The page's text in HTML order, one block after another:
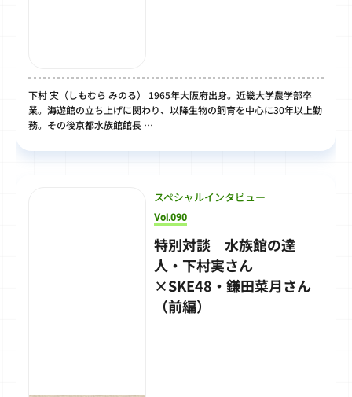
下村 実（しもむら みのる） 1965年大阪府出身。近畿大学農学部卒
業。海遊館の立ち上げに関わり、以降生物の飼育を中心に30年以上勤
務。その後京都水族館館長 …
スペシャルインタビュー
Vol.090
特別対談 水族館の達
人・下村実さん
×SKE48・鎌田菜月さん
（前編）